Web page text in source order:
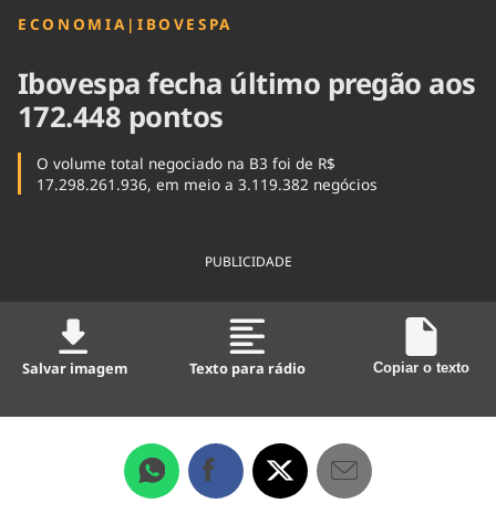
ECONOMIA | IBOVESPA
Ibovespa fecha último pregão aos
172.448 pontos
O volume total negociado na B3 foi de R$
17.298.261.936, em meio a 3.119.382 negócios
PUBLICIDADE
Salvar imagem Texto para rádio Copiar o texto